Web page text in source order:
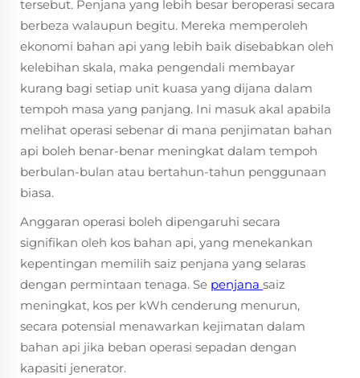
tersebut. Penjana yang lebih besar beroperasi secara
berbeza walaupun begitu. Mereka memperoleh
ekonomi bahan api yang lebih baik disebabkan oleh
kelebihan skala, maka pengendali membayar
kurang bagi setiap unit kuasa yang dijana dalam
tempoh masa yang panjang. Ini masuk akal apabila
melihat operasi sebenar di mana penjimatan bahan
api boleh benar-benar meningkat dalam tempoh
berbulan-bulan atau bertahun-tahun penggunaan
biasa.
Anggaran operasi boleh dipengaruhi secara
signifikan oleh kos bahan api, yang menekankan
kepentingan memilih saiz penjana yang selaras
dengan permintaan tenaga. Se penjana saiz
meningkat, kos per kWh cenderung menurun,
secara potensial menawarkan kejimatan dalam
bahan api jika beban operasi sepadan dengan
kapasiti jenerator.